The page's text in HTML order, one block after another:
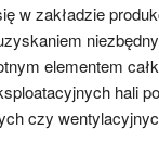
w zakładzie
elementem
hali
czy